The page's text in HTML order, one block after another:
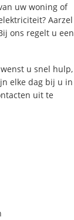
uw woning of
Aarzel
ons regelt u een
u snel hulp,
elke dag bij u in
uit te